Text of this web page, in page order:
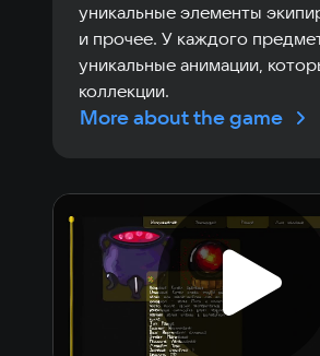
уникальные элементы
и прочее. У каждого
уникальные анимации,
коллекции.
More about the game